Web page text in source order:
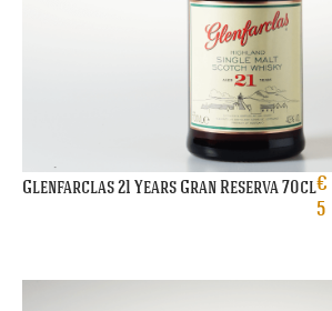
Glenfarclas 21 Years Gran Reserva 70cl€
5